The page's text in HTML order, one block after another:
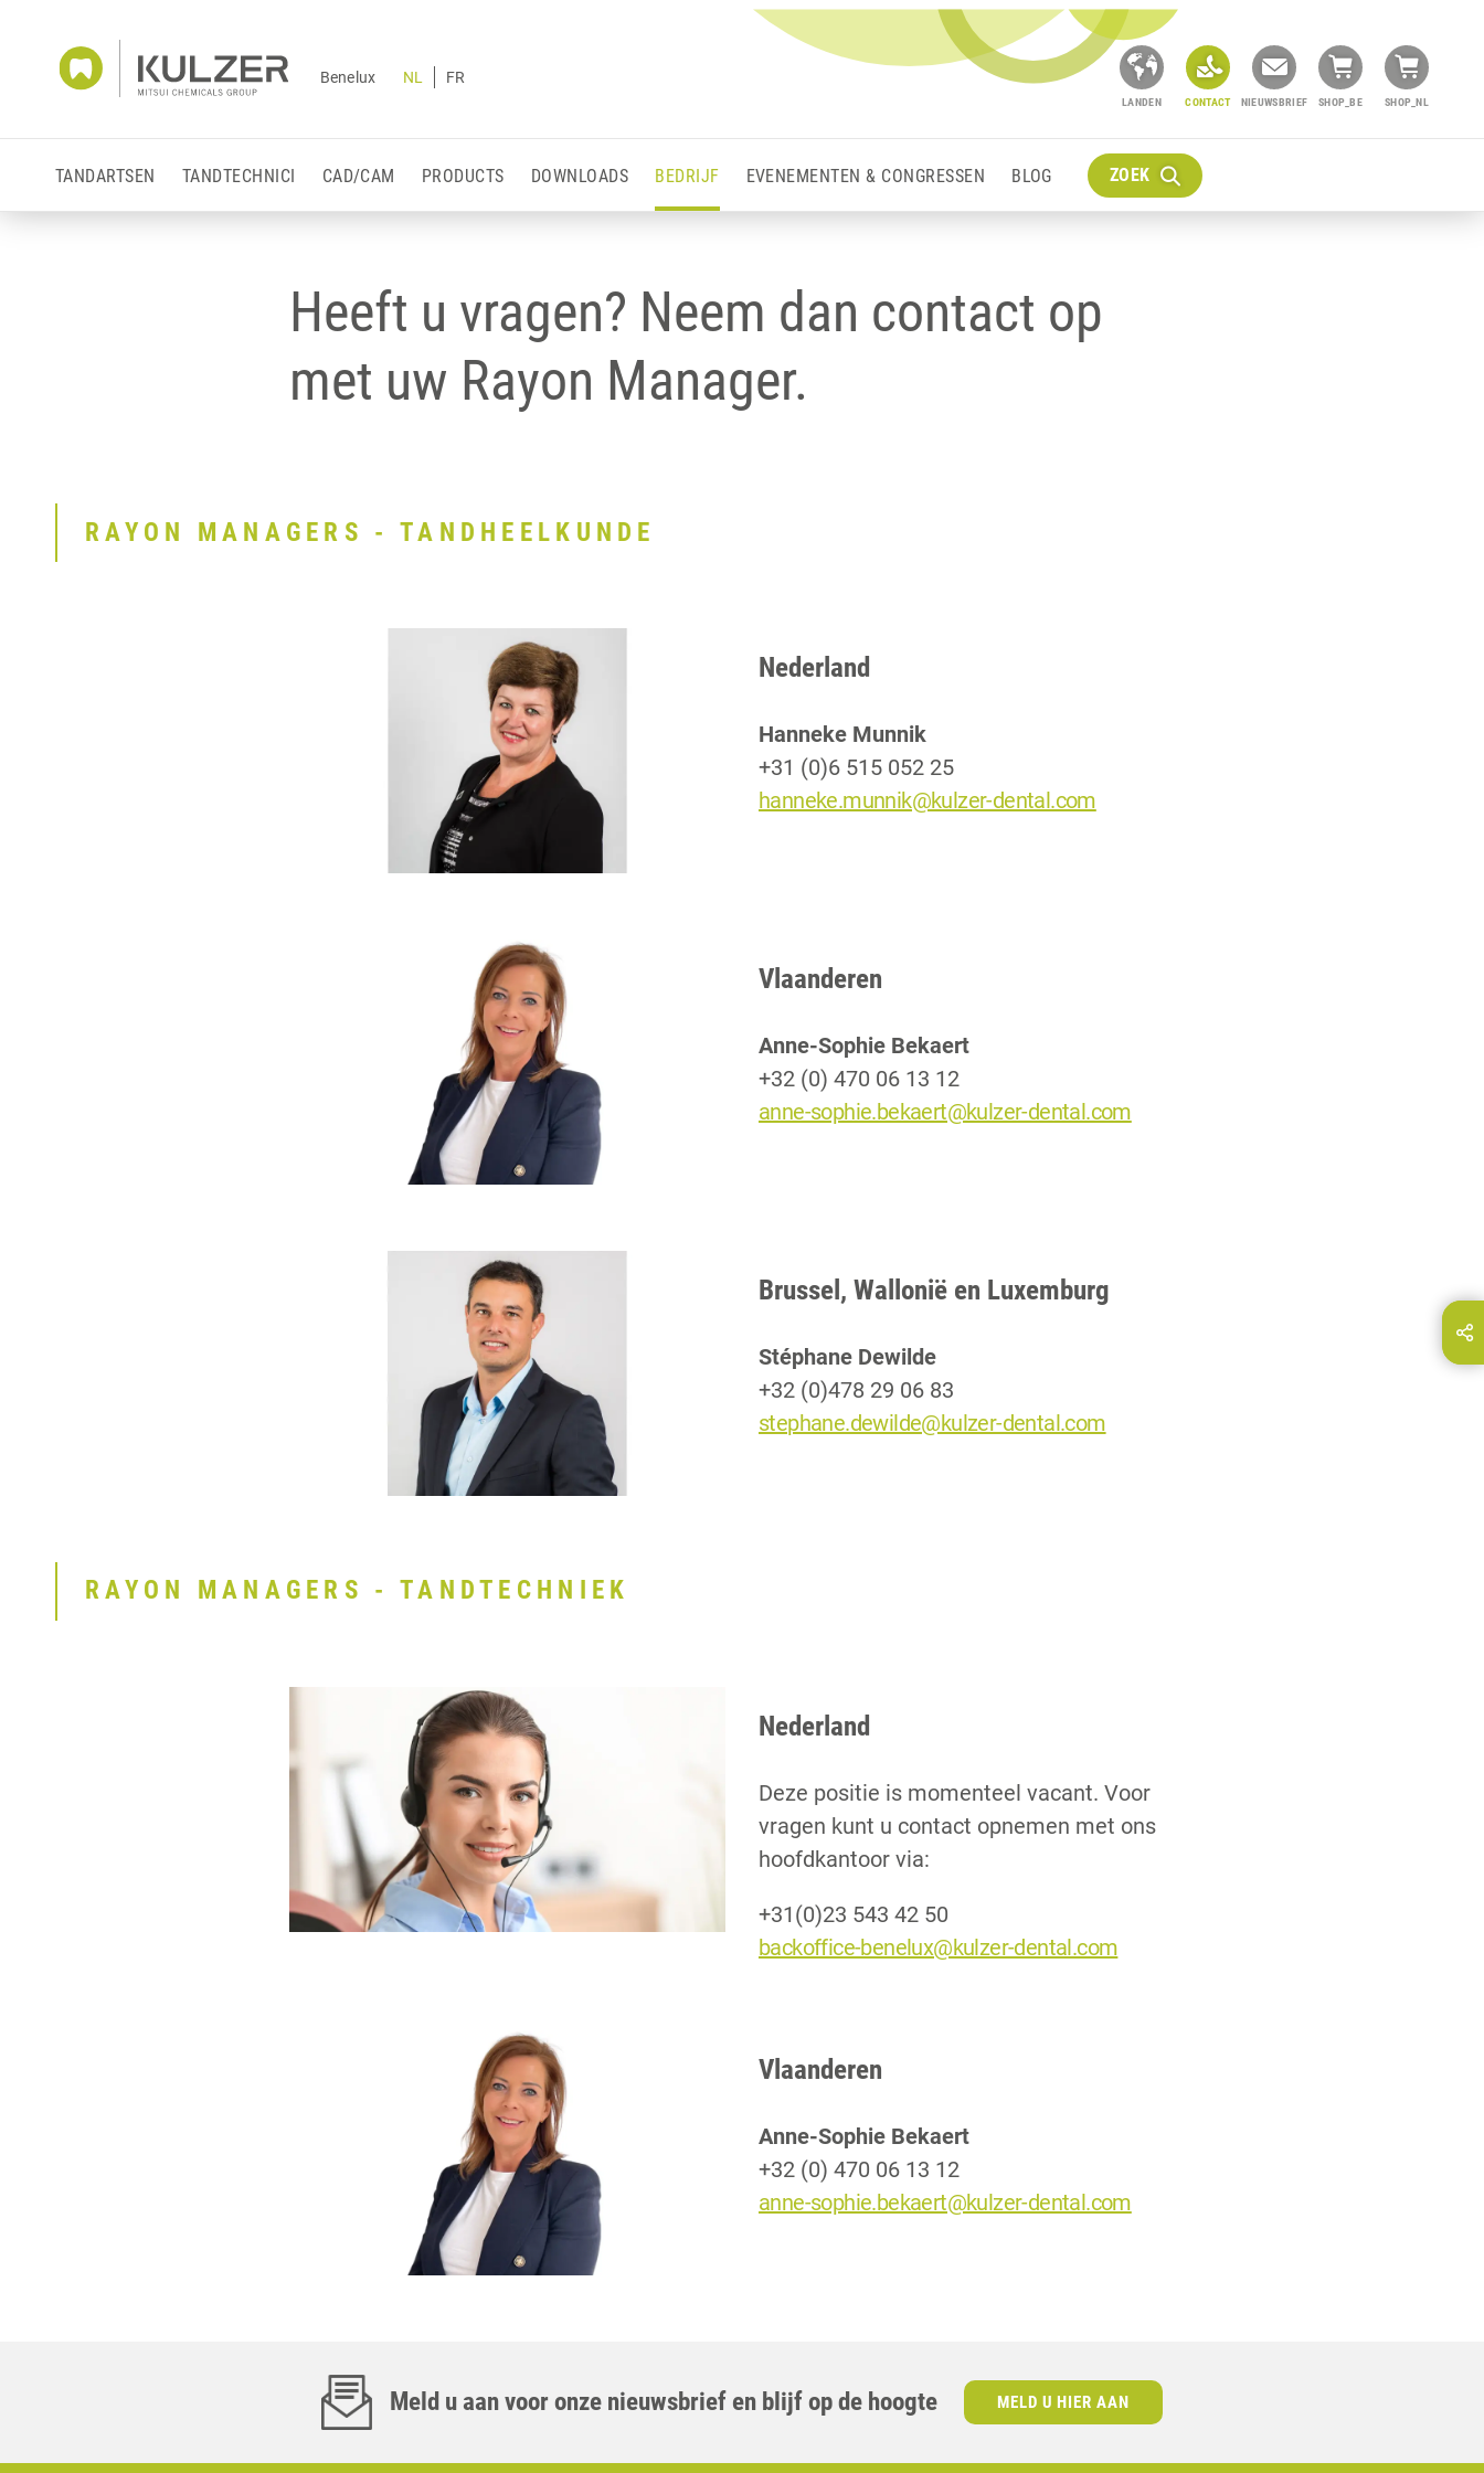
Benelux NL FR
LANDEN CONTACT NIEUWSBRIEF SHOP_BE SHOP_NL
TANDARTSEN TANDTECHNICI CAD/CAM PRODUCTS DOWNLOADS BEDRIJF EVENEMENTEN & CONGRESSEN BLOG ZOEK
Heeft u vragen? Neem dan contact op
met uw Rayon Manager.
RAYON MANAGERS - TANDHEELKUNDE
Nederland
Hanneke Munnik
+31 (0)6 515 052 25
hanneke.munnik@kulzer-dental.com
Vlaanderen
Anne-Sophie Bekaert
+32 (0) 470 06 13 12
anne-sophie.bekaert@kulzer-dental.com
Brussel, Wallonië en Luxemburg
Stéphane Dewilde
+32 (0)478 29 06 83
stephane.dewilde@kulzer-dental.com
RAYON MANAGERS - TANDTECHNIEK
Nederland
Deze positie is momenteel vacant. Voor
vragen kunt u contact opnemen met ons
hoofdkantoor via:
+31(0)23 543 42 50
backoffice-benelux@kulzer-dental.com
Vlaanderen
Anne-Sophie Bekaert
+32 (0) 470 06 13 12
anne-sophie.bekaert@kulzer-dental.com
Meld u aan voor onze nieuwsbrief en blijf op de hoogte MELD U HIER AAN